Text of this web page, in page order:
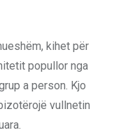
kihet për
popullor nga
a person. Kjo
vullnetin